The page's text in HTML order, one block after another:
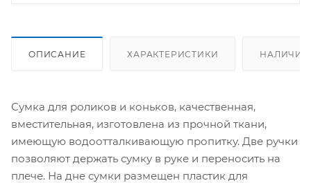
ОПИСАНИЕ ХАРАКТЕРИСТИКИ НАЛИЧИЕ
Сумка для роликов и коньков, качественная,
вместительная, изготовлена из прочной ткани,
имеющую водоотталкивающую пропитку. Две ручки
позволяют держать сумку в руке и переносить на
плече. На дне сумки размещен пластик для